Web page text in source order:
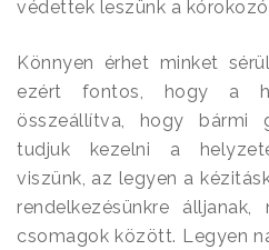
védettek leszünk a
Könnyen érhet minket
ezért fontos, hogy a
összeállítva, hogy bármi
tudjuk kezelni a
viszünk, az legyen a
rendelkezésünkre
csomagok között. Legyen